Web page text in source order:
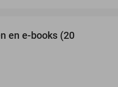
en e-books (20